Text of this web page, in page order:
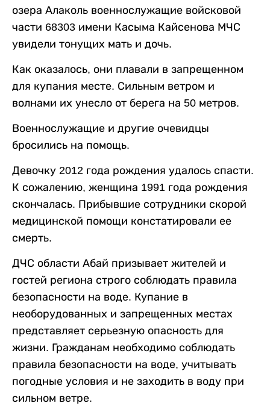
озера Алаколь военнослужащие войсковой
части 68303 имени Касыма Кайсенова МЧС
увидели тонущих мать и дочь.
Как оказалось, они плавали в запрещенном
для купания месте. Сильным ветром и
волнами их унесло от берега на 50 метров.
Военнослужащие и другие очевидцы
бросились на помощь.
Девочку 2012 года рождения удалось спасти.
К сожалению, женщина 1991 года рождения
скончалась. Прибывшие сотрудники скорой
медицинской помощи констатировали ее
смерть.
ДЧС области Абай призывает жителей и
гостей региона строго соблюдать правила
безопасности на воде. Купание в
необорудованных и запрещенных местах
представляет серьезную опасность для
жизни. Гражданам необходимо соблюдать
правила безопасности на воде, учитывать
погодные условия и не заходить в воду при
сильном ветре.